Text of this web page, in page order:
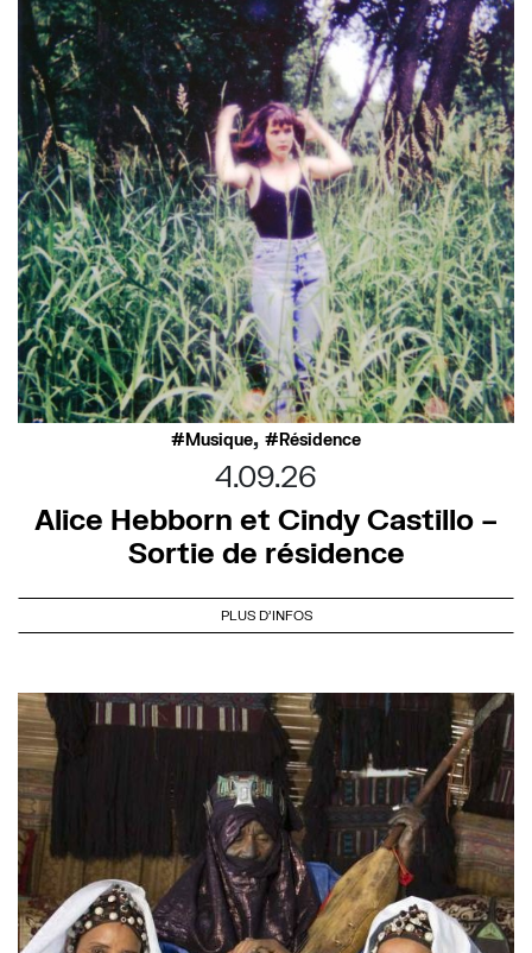
Musique, Résidence
4.09.26
Alice Hebborn et Cindy Castillo –
Sortie de résidence
PLUS D'INFOS